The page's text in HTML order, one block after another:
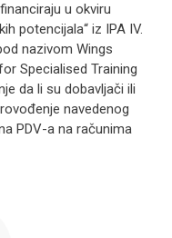
u okviru
potencijala“ iz IPA IV.
nazivom Wings
Specialised Training
da li su dobavljači ili
navedenog
PDV-a na računima